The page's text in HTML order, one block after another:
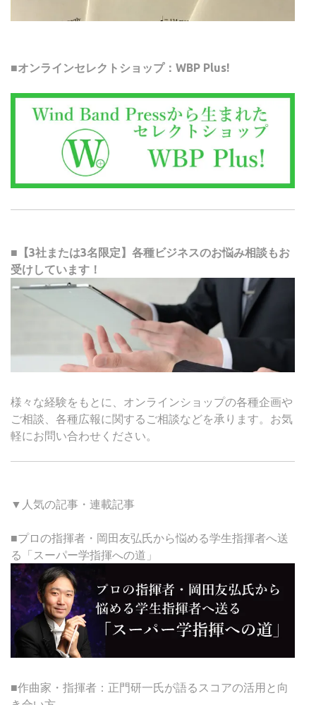
■オンラインセレクトショップ：WBP Plus!
■【3社または3名限定】各種ビジネスのお悩み相談もお
受けしています！
様々な経験をもとに、オンラインショップの各種企画や
ご相談、各種広報に関するご相談などを承ります。お気
軽にお問い合わせください。
▼人気の記事・連載記事
■プロの指揮者・岡田友弘氏から悩める学生指揮者へ送
る「スーパー学指揮への道」
■作曲家・指揮者：正門研一氏が語るスコアの活用と向